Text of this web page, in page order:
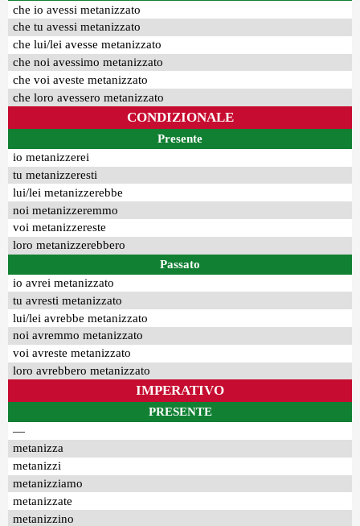
che io avessi metanizzato
che tu avessi metanizzato
che lui/lei avesse metanizzato
che noi avessimo metanizzato
che voi aveste metanizzato
che loro avessero metanizzato
CONDIZIONALE
Presente
io metanizzerei
tu metanizzeresti
lui/lei metanizzerebbe
noi metanizzeremmo
voi metanizzereste
loro metanizzerebbero
Passato
io avrei metanizzato
tu avresti metanizzato
lui/lei avrebbe metanizzato
noi avremmo metanizzato
voi avreste metanizzato
loro avrebbero metanizzato
IMPERATIVO
PRESENTE
—
metanizza
metanizzi
metanizziamo
metanizzate
metanizzino